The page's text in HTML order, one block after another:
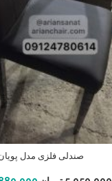
صندلی فلزی مدل
افزودن به سبد خرید